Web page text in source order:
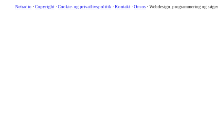
Netradio · Copyright · Cookie- og privatlivspolitik · Kontakt · Om os · Webdesign, programmering og